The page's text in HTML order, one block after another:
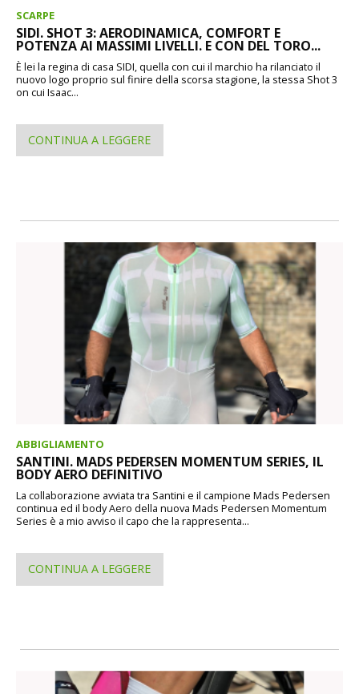
SCARPE
SIDI. SHOT 3: AERODINAMICA, COMFORT E
POTENZA AI MASSIMI LIVELLI. E CON DEL TORO...
È lei la regina di casa SIDI, quella con cui il marchio ha rilanciato il
nuovo logo proprio sul finire della scorsa stagione, la stessa Shot 3
on cui Isaac...
CONTINUA A LEGGERE
ABBIGLIAMENTO
SANTINI. MADS PEDERSEN MOMENTUM SERIES, IL
BODY AERO DEFINITIVO
La collaborazione avviata tra Santini e il campione Mads Pedersen
continua ed il body Aero della nuova Mads Pedersen Momentum
Series è a mio avviso il capo che la rappresenta...
CONTINUA A LEGGERE